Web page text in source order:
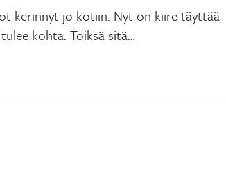
kerinnyt jo kotiin. Nyt on kiire täyttää
kohta. Toiksä sitä…